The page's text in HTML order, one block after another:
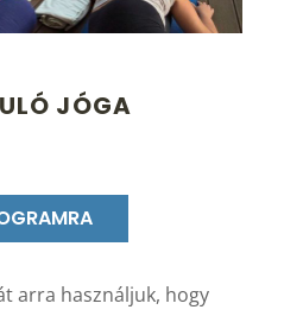
JÓGA
arra használjuk, hogy